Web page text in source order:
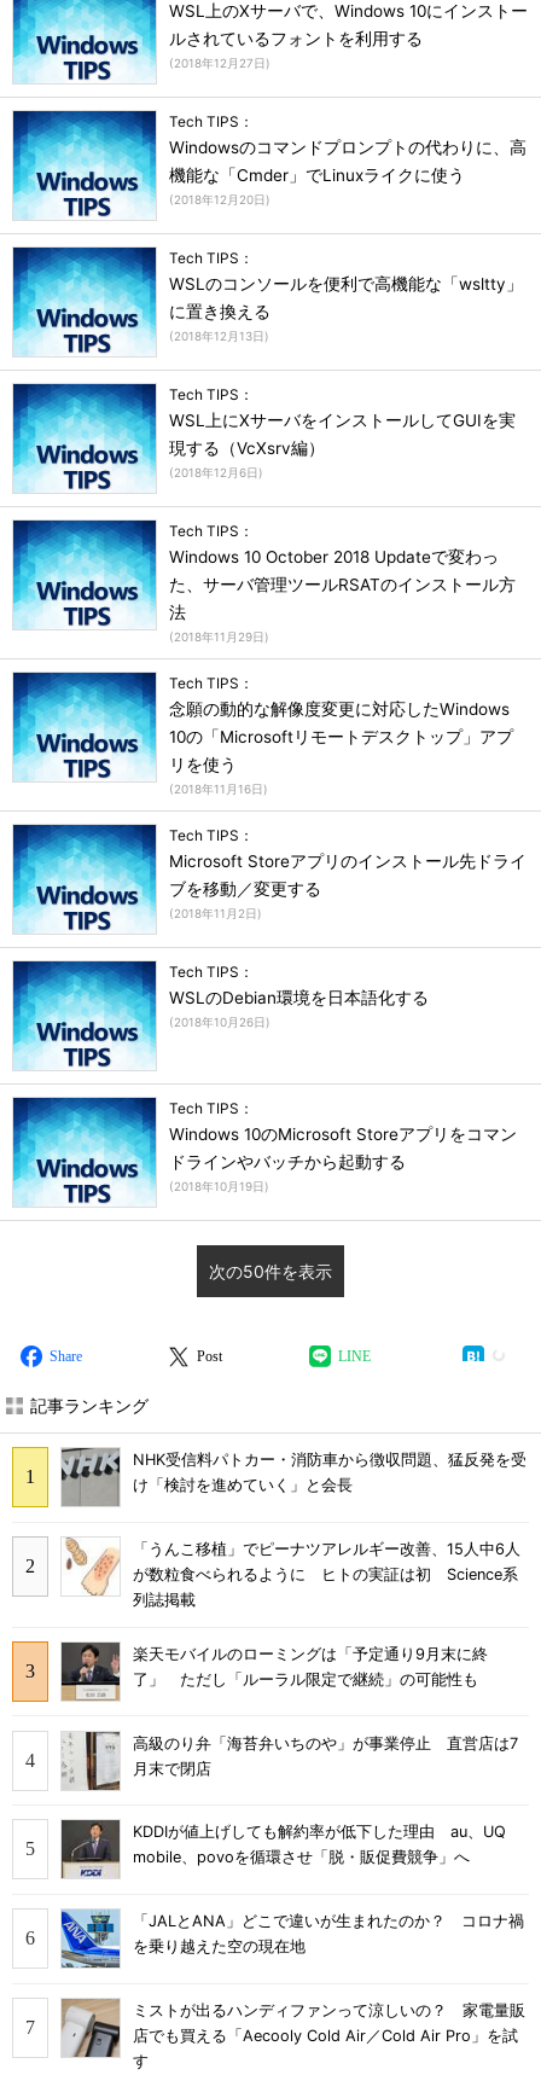
WSL上のXサーバで、Windows 10にインストー
ルされているフォントを利用する
(2018年12月27日)
Tech TIPS：
Windowsのコマンドプロンプトの代わりに、高
機能な「Cmder」でLinuxライクに使う
(2018年12月20日)
Tech TIPS：
WSLのコンソールを便利で高機能な「wsltty」
に置き換える
(2018年12月13日)
Tech TIPS：
WSL上にXサーバをインストールしてGUIを実
現する（VcXsrv編）
(2018年12月6日)
Tech TIPS：
Windows 10 October 2018 Updateで変わっ
た、サーバ管理ツールRSATのインストール方
法
(2018年11月29日)
Tech TIPS：
念願の動的な解像度変更に対応したWindows
10の「Microsoftリモートデスクトップ」アプ
リを使う
(2018年11月16日)
Tech TIPS：
Microsoft Storeアプリのインストール先ドライ
ブを移動／変更する
(2018年11月2日)
Tech TIPS：
WSLのDebian環境を日本語化する
(2018年10月26日)
Tech TIPS：
Windows 10のMicrosoft Storeアプリをコマン
ドラインやバッチから起動する
(2018年10月19日)
次の50件を表示
Share Post LINE
記事ランキング
NHK受信料パトカー・消防車から徴収問題、猛反発を受
け「検討を進めていく」と会長
「うんこ移植」でピーナツアレルギー改善、15人中6人
が数粒食べられるように ヒトの実証は初 Science系
列誌掲載
楽天モバイルのローミングは「予定通り9月末に終
了」 ただし「ルーラル限定で継続」の可能性も
高級のり弁「海苔弁いちのや」が事業停止 直営店は7
月末で閉店
KDDIが値上げしても解約率が低下した理由 au、UQ
mobile、povoを循環させ「脱・販促費競争」へ
「JALとANA」どこで違いが生まれたのか？ コロナ禍
を乗り越えた空の現在地
ミストが出るハンディファンって涼しいの？ 家電量販
店でも買える「Aecooly Cold Air／Cold Air Pro」を試
す